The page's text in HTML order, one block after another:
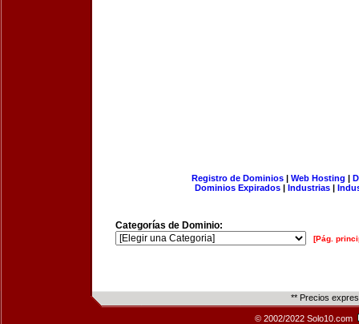
Registro de Dominios| Web Hosting |
Dominios Expirados | Industrias |
Categorías de Dominio:
[Pág.
** Precios
© 2002/2022 Solo10.com